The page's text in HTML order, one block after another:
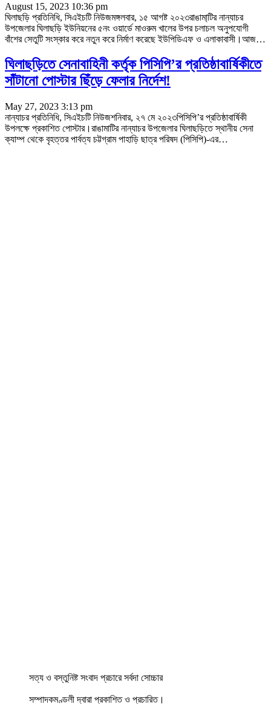
August 15, 2023 10:36 pm
ঘিলাছড়ি প্রতিনিধি, সিএইচটি নিউজমঙ্গলবার, ১৫ আগষ্ট ২০২৩রাঙামা্টির নান্যাচর
উপজেলার ঘিলাছড়ি ইউনিয়নের ৫নং ওয়ার্ডে মাওরুম খালের উপর চলাচল অনুপযোগী
বাঁশের সেতুটি সংস্কার করে নতুন করে নির্মাণ করেছে ইউপিডিএফ ও এলাকাবাসী।আজ…
ঘিলাছড়িতে সেনাবাহিনী কর্তৃক পিসিপি’র প্রতিষ্ঠাবার্ষিকীতে
সাঁটানো পোস্টার ছিঁড়ে ফেলার নির্দেশ!
May 27, 2023 3:13 pm
নান্যাচর প্রতিনিধি, সিএইচটি নিউজশনিবার, ২৭ মে ২০২৩পিসিপি’র প্রতিষ্ঠাবার্ষিকী
উপলক্ষে প্রকাশিত পোস্টার।রাঙামাটির নান্যাচর উপজেলার ঘিলাছড়িতে স্থানীয় সেনা
ক্যাম্প থেকে বৃহত্তর পার্বত্য চট্টগ্রাম পাহাড়ি ছাত্র পরিষদ (পিসিপি)-এর…
সত্য ও বস্তুনিষ্ট সংবাদ প্রচারে সর্বদা সোচ্চার
সম্পাদকমণ্ডলী দ্বারা প্রকাশিত ও প্রচারিত।